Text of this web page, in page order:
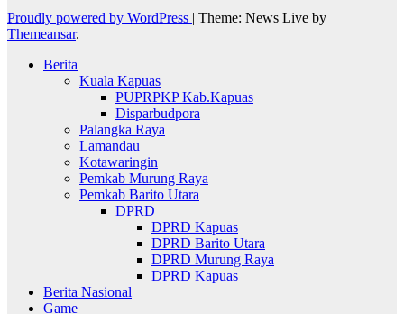
Proudly powered by WordPress | Theme: News Live by
Themeansar.
Berita
Kuala Kapuas
PUPRPKP Kab.Kapuas
Disparbudpora
Palangka Raya
Lamandau
Kotawaringin
Pemkab Murung Raya
Pemkab Barito Utara
DPRD
DPRD Kapuas
DPRD Barito Utara
DPRD Murung Raya
DPRD Kapuas
Berita Nasional
Game